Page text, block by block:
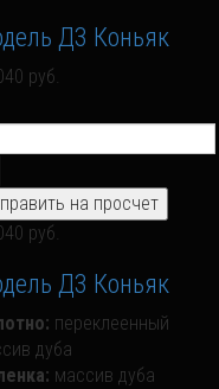
Д3 Коньяк
руб.
руб.
Д3 Коньяк
переклеенный
дуба
массив дуба